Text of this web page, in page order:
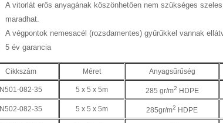
A vitorlát erős anyagának köszönhetően nem szükséges
maradhat.
A végpontok nemesacél (rozsdamentes) gyűrűkkel vannak
5 év garancia
Cikkszám Méret Anyagsűrűség
N501-082-35 5 x 5 x 5m 285 gr/m2 HDPE
N502-082-35 5 x 5 x 5m 285gr/m2 HDPE